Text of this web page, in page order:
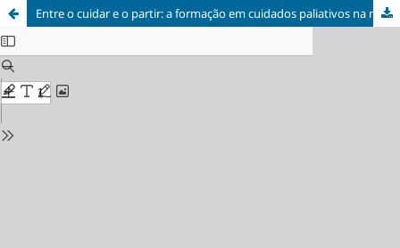
Entre o cuidar e o partir: a formação em cuidados paliativos na medicina